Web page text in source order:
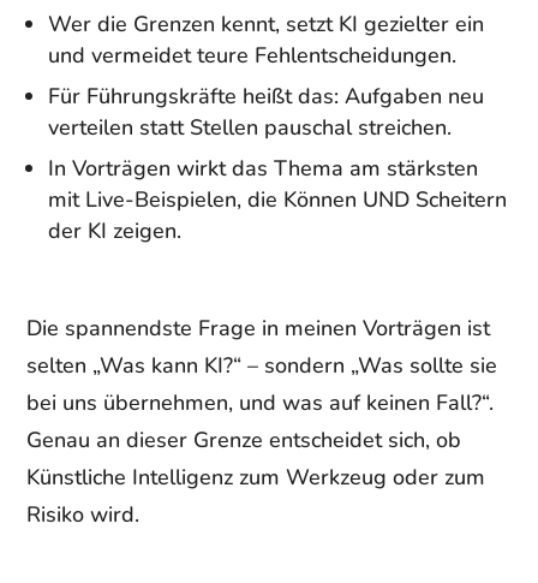
Wer die Grenzen kennt, setzt KI gezielter ein
und vermeidet teure Fehlentscheidungen.
Für Führungskräfte heißt das: Aufgaben neu
verteilen statt Stellen pauschal streichen.
In Vorträgen wirkt das Thema am stärksten
mit Live-Beispielen, die Können UND Scheitern
der KI zeigen.
Die spannendste Frage in meinen Vorträgen ist
selten „Was kann KI?“ – sondern „Was sollte sie
bei uns übernehmen, und was auf keinen Fall?“.
Genau an dieser Grenze entscheidet sich, ob
Künstliche Intelligenz zum Werkzeug oder zum
Risiko wird.